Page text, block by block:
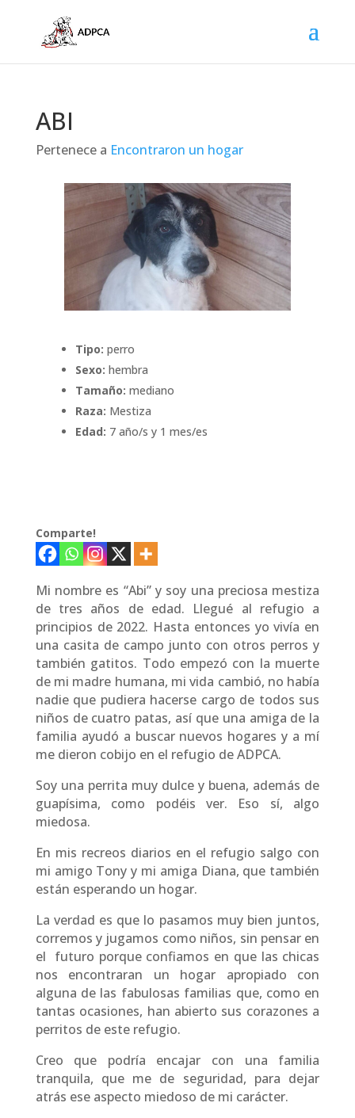
ABI
Pertenece a Encontraron un hogar
Tipo: perro
Sexo: hembra
Tamaño: mediano
Raza: Mestiza
Edad: 7 año/s y 1 mes/es
Comparte!
Mi nombre es “Abi” y soy una preciosa mestiza
de tres años de edad. Llegué al refugio a
principios de 2022. Hasta entonces yo vivía en
una casita de campo junto con otros perros y
también gatitos. Todo empezó con la muerte
de mi madre humana, mi vida cambió, no había
nadie que pudiera hacerse cargo de todos sus
niños de cuatro patas, así que una amiga de la
familia ayudó a buscar nuevos hogares y a mí
me dieron cobijo en el refugio de ADPCA.
Soy una perrita muy dulce y buena, además de
guapísima, como podéis ver. Eso sí, algo
miedosa.
En mis recreos diarios en el refugio salgo con
mi amigo Tony y mi amiga Diana, que también
están esperando un hogar.
La verdad es que lo pasamos muy bien juntos,
corremos y jugamos como niños, sin pensar en
el futuro porque confiamos en que las chicas
nos encontraran un hogar apropiado con
alguna de las fabulosas familias que, como en
tantas ocasiones, han abierto sus corazones a
perritos de este refugio.
Creo que podría encajar con una familia
tranquila, que me de seguridad, para dejar
atrás ese aspecto miedoso de mi carácter.